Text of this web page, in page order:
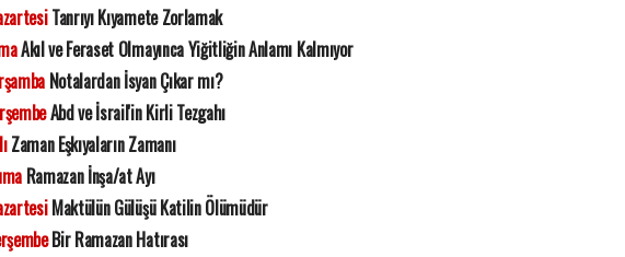
Tanrıyı Kıyamete Zorlamak
Akıl ve Feraset Olmayınca Yiğitliğin Anlamı Kalmıyor
Notalardan İsyan Çıkar mı?
Abd ve İsrail'in Kirli Tezgahı
Zaman Eşkıyaların Zamanı
Ramazan İnşa/at Ayı
Maktülün Gülüşü Katilin Ölümüdür
Bir Ramazan Hatırası